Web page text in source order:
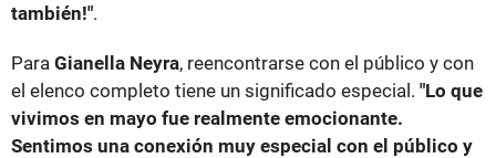
también!".
Para Gianella Neyra, reencontrarse con el público y con
el elenco completo tiene un significado especial. "Lo que
vivimos en mayo fue realmente emocionante.
Sentimos una conexión muy especial con el público y